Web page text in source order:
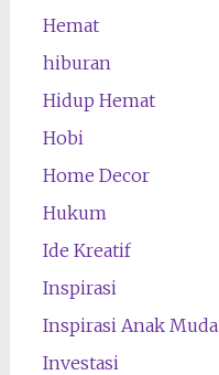
Hemat
hiburan
Hidup Hemat
Hobi
Home Decor
Hukum
Ide Kreatif
Inspirasi
Inspirasi Anak Muda
Investasi